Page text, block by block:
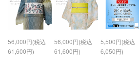
56,000円(税込
61,600円)
56,000円(税込
61,600円)
5,500円(税込
6,050円)